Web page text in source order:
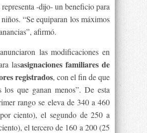
-dijo- un beneficio para
“Se equiparan los máximos
afirmó.
las modificaciones en
lasasignaciones familiares de
registrados, con el fin de que
los que ganan menos”. De esta
rango se eleva de 340 a 460
ciento), el segundo de 250 a
el tercero de 160 a 200 (25